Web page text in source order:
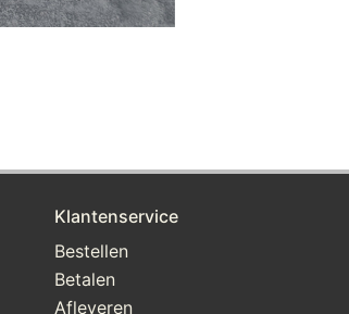
Klantenservice
Bestellen
Betalen
Afleveren